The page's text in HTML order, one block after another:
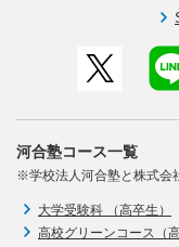
河合塾コース一覧
※学校法人河合塾と株式会
大学受験科 （高卒生）
高校グリーンコース（高